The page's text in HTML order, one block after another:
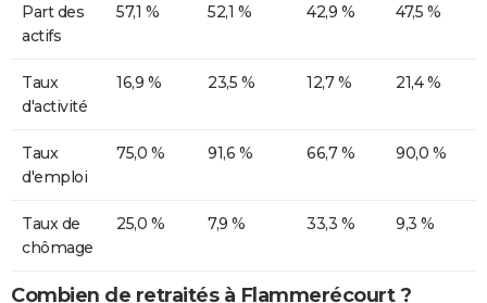
Part des
actifs
57,1 % 52,1 % 42,9 % 47,5 %
Taux
d'activité
16,9 % 23,5 % 12,7 % 21,4 %
Taux
d'emploi
75,0 % 91,6 % 66,7 % 90,0 %
Taux de
chômage
25,0 % 7,9 % 33,3 % 9,3 %
Combien de retraités à Flammerécourt ?